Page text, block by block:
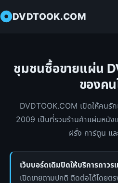
DVDTOOK.COM
ชุมชนซื้อขายแผ่น
ของค
DVDTOOK.COM เปิดให้คน
2009 เป็นที่รวมร้านค้าแผ่นหนัง
ฝรั่ง การ์ตูน แล
เว็บบอร์ดเดิมปิดให้บริการถาวร
เปิดขายตามปกติ ติดต่อได้โดยต